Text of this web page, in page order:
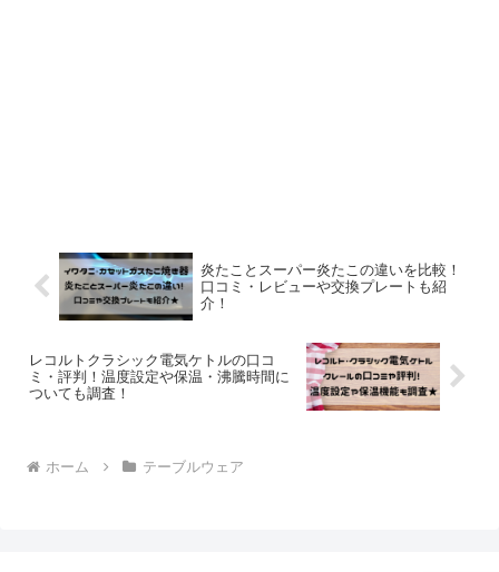
炎たことスーパー炎たこの違いを比較！
口コミ・レビューや交換プレートも紹
介！
レコルトクラシック電気ケトルの口コ
ミ・評判！温度設定や保温・沸騰時間に
ついても調査！
ホーム テーブルウェア